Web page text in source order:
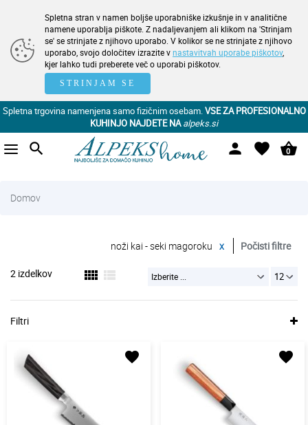
Spletna stran v namen boljše uporabniške izkušnje in v analitične
namene uporablja piškote. Z nadaljevanjem ali klikom na 'Strinjam
se' se strinjate z njihovo uporabo. V kolikor se ne strinjate z njihovo
uporabo, svojo določitev izrazite vnastavitvah uporabe piškotov,
kjer lahko tudi preberete več o uporabi piškotov.
STRINJAM SE
Spletna trgovina namenjena samo fizičnim osebam.VSE ZA PROFESIONALNO
KUHINJO NAJDETE NA alpeks.si
search person favorite shopping_basket
0
Domov
noži kai - seki magoroku x Počisti filtre
2 izdelkov view_comfy view_list
Filtri
favorite favorite